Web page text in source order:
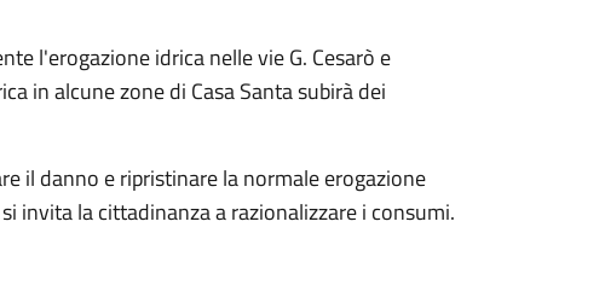
l'erogazione idrica nelle vie G. Cesarò e
in alcune zone di Casa Santa subirà dei
il danno e ripristinare la normale erogazione
invita la cittadinanza a razionalizzare i consumi.